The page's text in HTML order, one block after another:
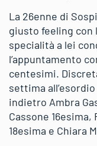
La 26enne di
giusto feeling con
specialità a lei
l’appuntamento
centesimi.
settima
indietro Ambra
Cassone
18esima e Chiara